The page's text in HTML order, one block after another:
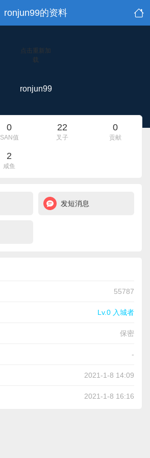
ronjun99的资料
点击重新加
载
ronjun99
0
SAN值
22
叉子
0
贡献
2
咸鱼
发短消息
55787
Lv.0 入城者
保密
-
2021-1-8 14:09
2021-1-8 16:16